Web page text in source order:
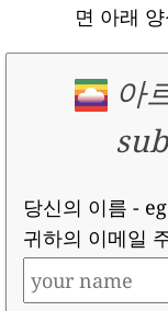
면 아래
아
당신의 이름 - eg
귀하의 이메일